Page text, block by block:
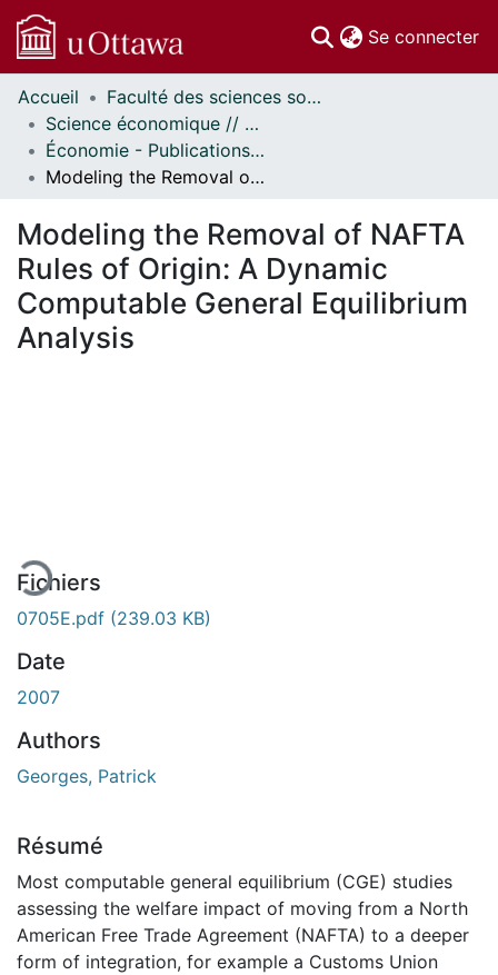
Se connecter
Communautés
et collections
Parcourir
Statistiques
À propos
Accueil
Faculté des sciences sociales // Faculty of Social Sciences
Science économique // Economics
Économie - Publications // Economics - Working Papers
Modeling the Removal of NAFTA Rules of Origin: A Dynamic Computable General Equilibrium Analysis
Modeling the Removal of NAFTA
Rules of Origin: A Dynamic
Computable General Equilibrium
Analysis
Fichiers
0705E.pdf (239.03 KB)
Date
2007
Authors
Georges, Patrick
Résumé
Most computable general equilibrium (CGE) studies
assessing the welfare impact of moving from a North
American Free Trade Agreement (NAFTA) to a deeper
form of integration, for example a Customs Union